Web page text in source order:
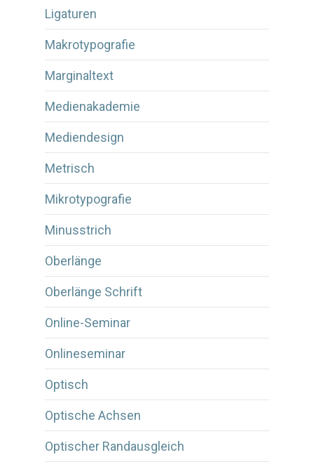
Ligaturen
Makrotypografie
Marginaltext
Medienakademie
Mediendesign
Metrisch
Mikrotypografie
Minusstrich
Oberlänge
Oberlänge Schrift
Online-Seminar
Onlineseminar
Optisch
Optische Achsen
Optischer Randausgleich